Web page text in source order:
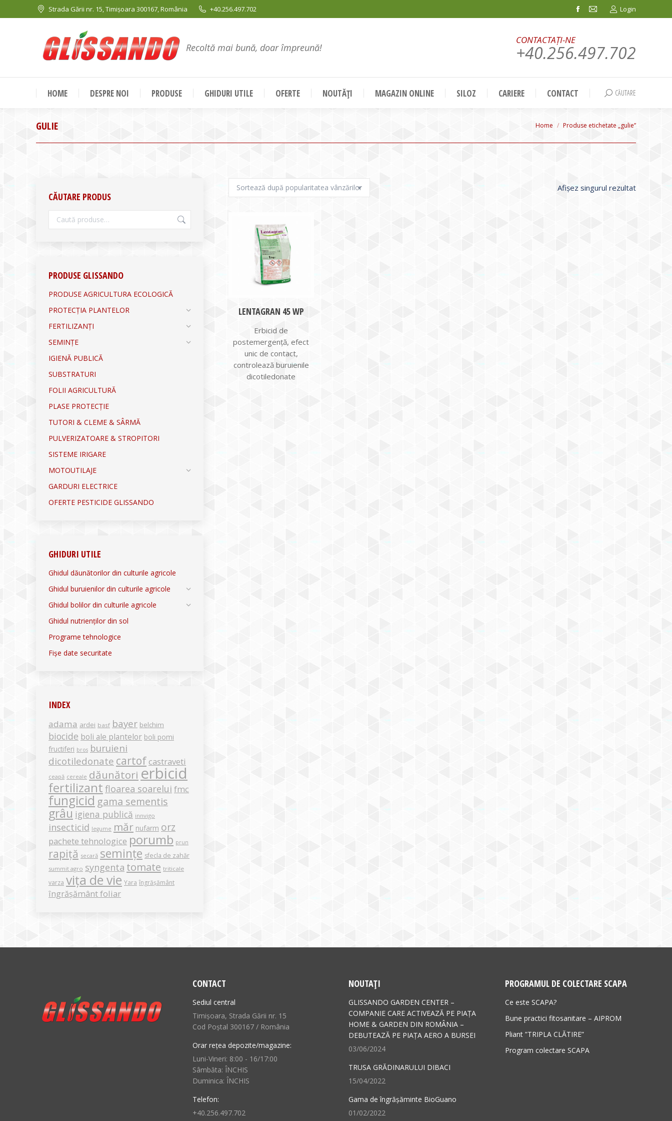
Strada Gării nr. 15, Timișoara 300167, România +40.256.497.702
Facebook
in
window
Mail
in
window
Login
Recoltă mai bună, doar împreună!
CONTACTAȚI-NE
+40.256.497.702
HOME DESPRE NOI PRODUSE GHIDURI UTILE OFERTE NOUTĂȚI MAGAZIN ONLINE SILOZ CARIERE CONTACT Search:
CĂUTARE
GULIE You are here:
Home Produse etichetate „gulie”
Afișez singurul rezultat
LENTAGRAN 45 WP
Erbicid de
postemergență, efect
unic de contact,
controlează buruienile
dicotiledonate
CĂUTARE PRODUS
PRODUSE GLISSANDO
PRODUSE AGRICULTURA ECOLOGICĂ
PROTECȚIA PLANTELOR
FERTILIZANȚI
SEMINȚE
IGIENĂ PUBLICĂ
SUBSTRATURI
FOLII AGRICULTURĂ
PLASE PROTECȚIE
TUTORI & CLEME & SÂRMĂ
PULVERIZATOARE & STROPITORI
SISTEME IRIGARE
MOTOUTILAJE
GARDURI ELECTRICE
OFERTE PESTICIDE GLISSANDO
GHIDURI UTILE
Ghidul dăunătorilor din culturile agricole
Ghidul buruienilor din culturile agricole
Ghidul bolilor din culturile agricole
Ghidul nutrienților din sol
Programe tehnologice
Fișe date securitate
INDEX
adama ardei basf bayer belchim
biocide boli ale plantelor boli pomi
fructiferi bros buruieni
dicotiledonate cartof castraveti
ceapă cereale dăunători erbicid
fertilizant floarea soarelui fmc
fungicid gama sementis
grâu igiena publică innvigo
insecticid legume măr nufarm orz
pachete tehnologice porumb prun
rapiță secară semințe sfecla de zahăr
summit agro syngenta tomate triticale
varza vița de vie Yara îngrășământ
îngrășământ foliar
CONTACT
Sediul central
Timișoara, Strada Gării nr. 15
Cod Poștal 300167 / România
Orar rețea depozite/magazine:
Luni-Vineri: 8:00 - 16/17:00
Sâmbăta: ÎNCHIS
Duminica: ÎNCHIS
Telefon:
+40.256.497.702
NOUTAȚI
GLISSANDO GARDEN CENTER –
COMPANIE CARE ACTIVEAZĂ PE PIAȚA
HOME & GARDEN DIN ROMÂNIA –
DEBUTEAZĂ PE PIAȚA AERO A BURSEI
03/06/2024
TRUSA GRĂDINARULUI DIBACI
15/04/2022
Gama de îngrășăminte BioGuano
01/02/2022
PROGRAMUL DE COLECTARE SCAPA
Ce este SCAPA?
Bune practici fitosanitare – AIPROM
Pliant ”TRIPLA CLĂTIRE”
Program colectare SCAPA